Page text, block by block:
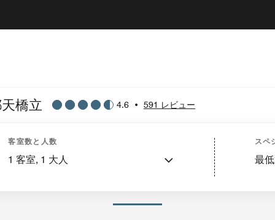
橋立 4.6 • 591 レビュー
客室数と人数
1 客室, 1 大人
スペ
最